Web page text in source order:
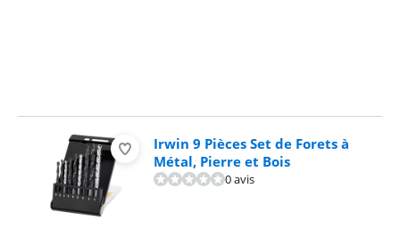
Irwin 9 Pièces Set de Forets à
Métal, Pierre et Bois
0 avis